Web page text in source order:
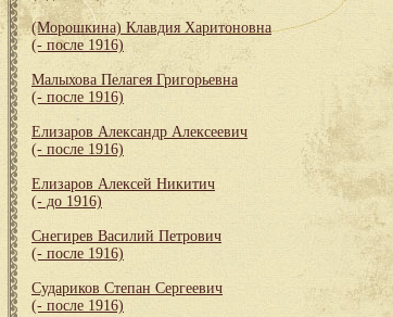
(Морошкина) Клавдия Харитоновна
(- после 1916)
Малыхова Пелагея Григорьевна
(- после 1916)
Елизаров Александр Алексеевич
(- после 1916)
Елизаров Алексей Никитич
(- до 1916)
Снегирев Василий Петрович
(- после 1916)
Судариков Степан Сергеевич
(- после 1916)